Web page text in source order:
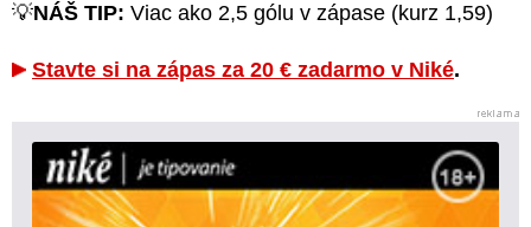
💡NÁŠ TIP: Viac ako 2,5 gólu v zápase (kurz 1,59)
Stavte si na zápas za 20 € zadarmo v Niké.